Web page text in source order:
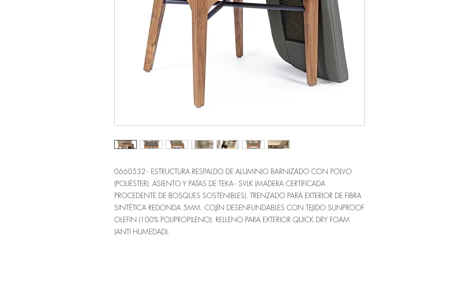
0660532 - ESTRUCTURA RESPALDO DE ALUMINIO BARNIZADO CON POLVO
(POLIÉSTER). ASIENTO Y PATAS DE TEKA - SVLK (MADERA CERTIFICADA
PROCEDENTE DE BOSQUES SOSTENIBLES). TRENZADO PARA EXTERIOR DE FIBRA
SINTÉTICA REDONDA 5MM. COJÍN DESENFUNDABLES CON TEJIDO SUNPROOF
OLEFIN (100% POLIPROPILENO). RELLENO PARA EXTERIOR QUICK DRY FOAM
(ANTI HUMEDAD).